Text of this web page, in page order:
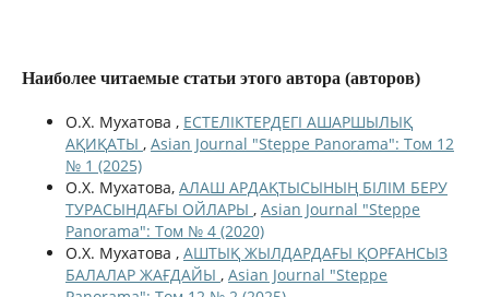
Наиболее читаемые статьи этого автора (авторов)
О.Х. Мухатова , ЕСТЕЛІКТЕРДЕГІ АШАРШЫЛЫҚ
АҚИҚАТЫ , Asian Journal "Steppe Panorama": Том 12
№ 1 (2025)
О.Х. Мухатова, АЛАШ АРДАҚТЫСЫНЫҢ БІЛІМ БЕРУ
ТУРАСЫНДАҒЫ ОЙЛАРЫ , Asian Journal "Steppe
Panorama": Том № 4 (2020)
О.Х. Мухатова , АШТЫҚ ЖЫЛДАРДАҒЫ ҚОРҒАНСЫЗ
БАЛАЛАР ЖАҒДАЙЫ , Asian Journal "Steppe